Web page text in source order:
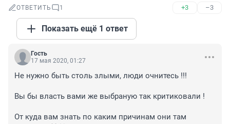
ОТВЕТИТЬ 1 +3 –3
Показать ещё 1 ответ
Гость
17 мая 2020, 01:27
Не нужно быть столь злыми, люди очнитесь !!!
Вы бы власть вами же выбраную так критиковали !
От куда вам знать по каким причинам они там